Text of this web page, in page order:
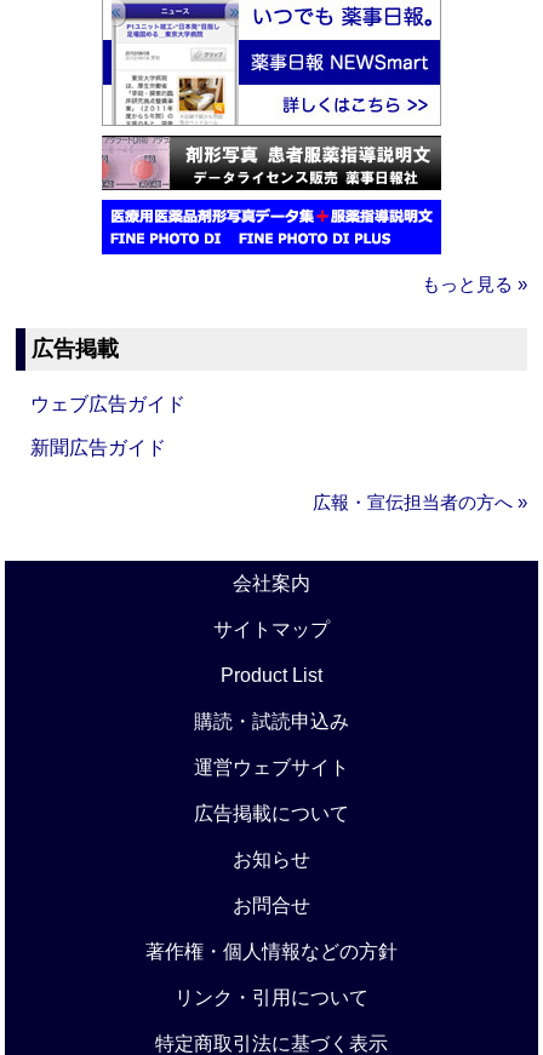
もっと見る »
広告掲載
ウェブ広告ガイド
新聞広告ガイド
広報・宣伝担当者の方へ »
会社案内
サイトマップ
Product List
購読・試読申込み
運営ウェブサイト
広告掲載について
お知らせ
お問合せ
著作権・個人情報などの方針
リンク・引用について
特定商取引法に基づく表示